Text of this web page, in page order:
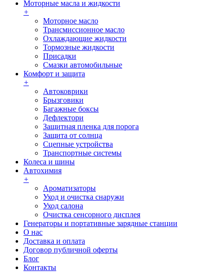
Моторные масла и жидкости
+
Моторное масло
Трансмиссионное масло
Охлаждающие жидкости
Тормозные жидкости
Присадки
Смазки автомобильные
Комфорт и защита
+
Автоковрики
Брызговики
Багажные боксы
Дефлектори
Защитная пленка для порога
Защита от солнца
Сцепные устройства
Транспортные системы
Колеса и шины
Автохимия
+
Ароматизаторы
Уход и очистка снаружи
Уход салона
Очистка сенсорного дисплея
Генераторы и портативные зарядные станции
О нас
Доставка и оплата
Договор публичной оферты
Блог
Контакты